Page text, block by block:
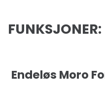
FUNKSJONER:
Endeløs Moro